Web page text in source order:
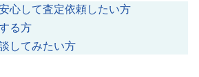
心して査定依頼したい方
る方
してみたい方